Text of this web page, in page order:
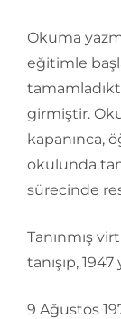
Okuma
eğitimle
girmiştir.
kapanınca,
okulunda
sürecinde
Tanınmış
tanışıp,
9 Ağustos